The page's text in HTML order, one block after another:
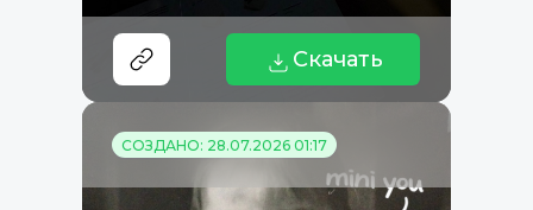
Скачать
СОЗДАНО: 28.07.2026 01:17